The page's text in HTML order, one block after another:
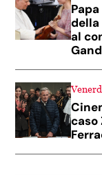
della
al
caso